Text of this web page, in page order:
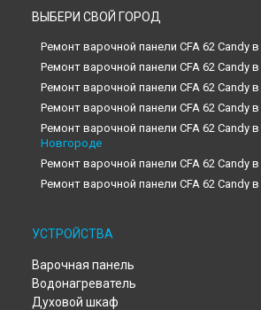
ВЫБЕРИ СВОЙ ГОРОД
Ремонт варочной панели CFA 62 Candy в
Ремонт варочной панели CFA 62 Candy в
Ремонт варочной панели CFA 62 Candy в
Ремонт варочной панели CFA 62 Candy в
Ремонт варочной панели CFA 62 Candy в
Новгороде
Ремонт варочной панели CFA 62 Candy в
Ремонт варочной панели CFA 62 Candy в
Ремонт варочной панели CFA 62 Candy в
Ремонт варочной панели CFA 62 Candy в
Ремонт варочной панели CFA 62 Candy в
Ремонт варочной панели CFA 62 Candy в
УСТРОЙСТВА
Варочная панель
Водонагреватель
Духовой шкаф